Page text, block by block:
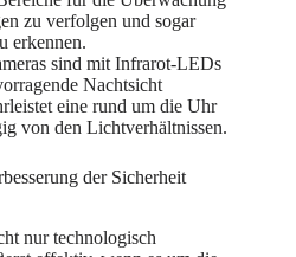
zu verfolgen und sogar
erkennen.
sind mit Infrarot-LEDs
Nachtsicht
eine rund um die Uhr
von den Lichtverhältnissen.
der Sicherheit
nur technologisch